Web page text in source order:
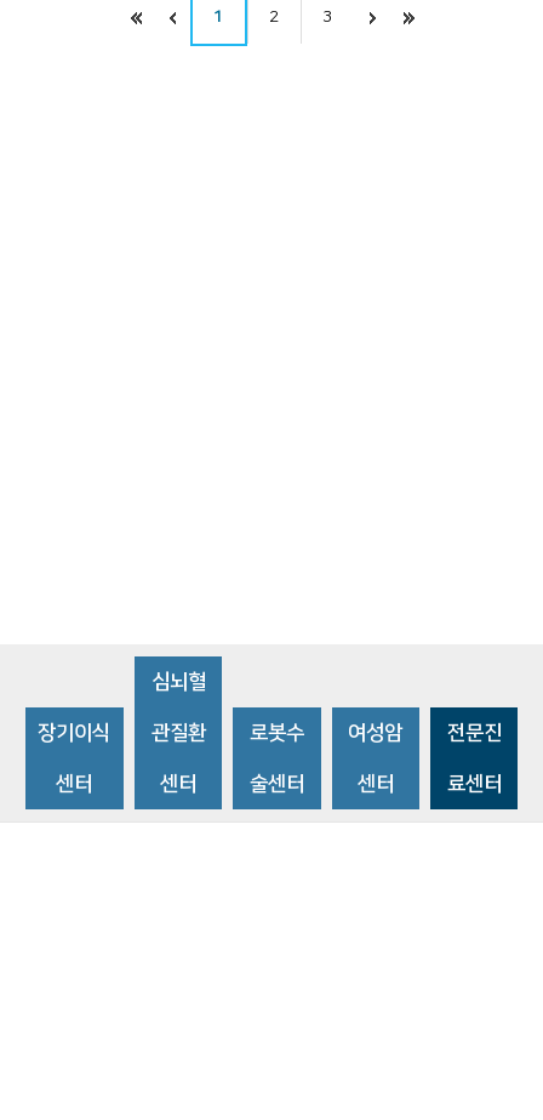
1 2 3
장기이식
센터
심뇌혈
관질환
센터
로봇수
술센터
여성암
센터
전문진
료센터